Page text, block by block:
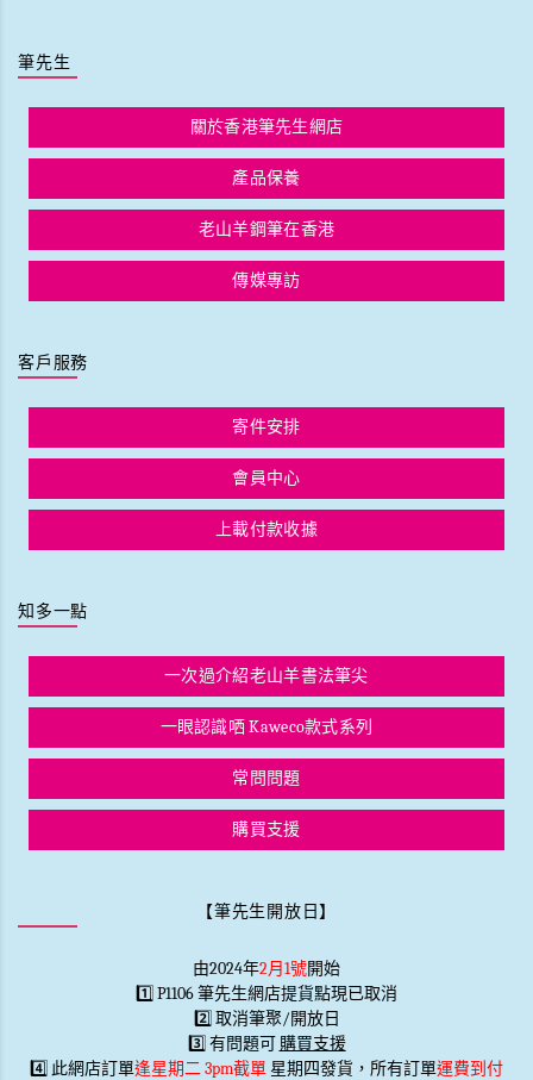
筆先生
關於香港筆先生網店
產品保養
老山羊鋼筆在香港
傳媒專訪
客戶服務
寄件安排
會員中心
上載付款收據
知多一點
一次過介紹老山羊書法筆尖
一眼認識哂 Kaweco款式系列
常問問題
購買支援
【筆先生開放日】
由2024年2月1號開始
1️⃣ P1106 筆先生網店提貨點現已取消
2️⃣ 取消筆聚/開放日
3️⃣ 有問題可 購買支援
4️⃣ 此網店訂單逢星期二 3pm截單 星期四發貨，所有訂單運費到付